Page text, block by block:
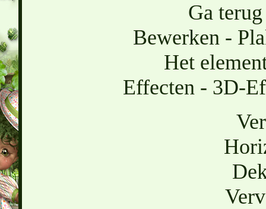
Ga
Bewerken -
Het
Effecten - 3D-